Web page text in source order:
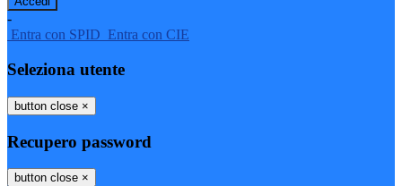
-
Entra con SPID Entra con CIE
Seleziona utente
button close ×
Recupero password
button close ×